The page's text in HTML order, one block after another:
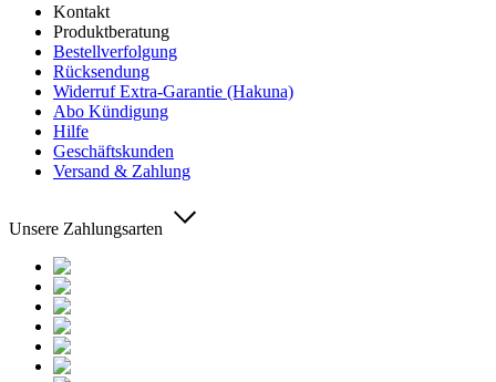
Kontakt
Produktberatung
Bestellverfolgung
Rücksendung
Widerruf Extra-Garantie (Hakuna)
Abo Kündigung
Hilfe
Geschäftskunden
Versand & Zahlung
Unsere Zahlungsarten